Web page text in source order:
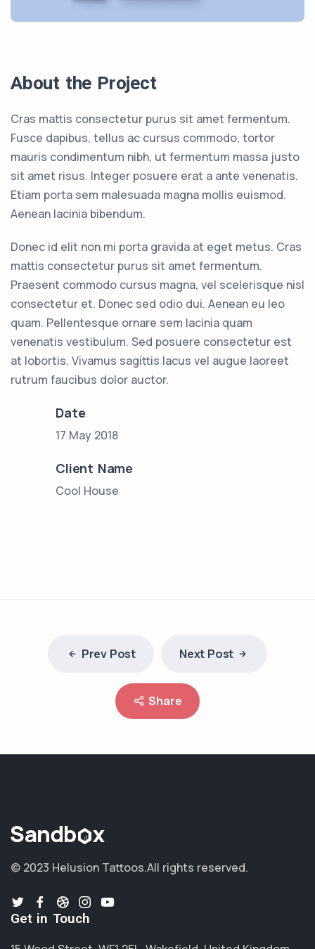
About the Project
Cras mattis consectetur purus sit amet fermentum.
Fusce dapibus, tellus ac cursus commodo, tortor
mauris condimentum nibh, ut fermentum massa justo
sit amet risus. Integer posuere erat a ante venenatis.
Etiam porta sem malesuada magna mollis euismod.
Aenean lacinia bibendum.
Donec id elit non mi porta gravida at eget metus. Cras
mattis consectetur purus sit amet fermentum.
Praesent commodo cursus magna, vel scelerisque nisl
consectetur et. Donec sed odio dui. Aenean eu leo
quam. Pellentesque ornare sem lacinia quam
venenatis vestibulum. Sed posuere consectetur est
at lobortis. Vivamus sagittis lacus vel augue laoreet
rutrum faucibus dolor auctor.
Date
17 May 2018
Client Name
Cool House
Prev Post Next Post
Share
© 2023 Helusion Tattoos.All rights reserved.
Get in Touch